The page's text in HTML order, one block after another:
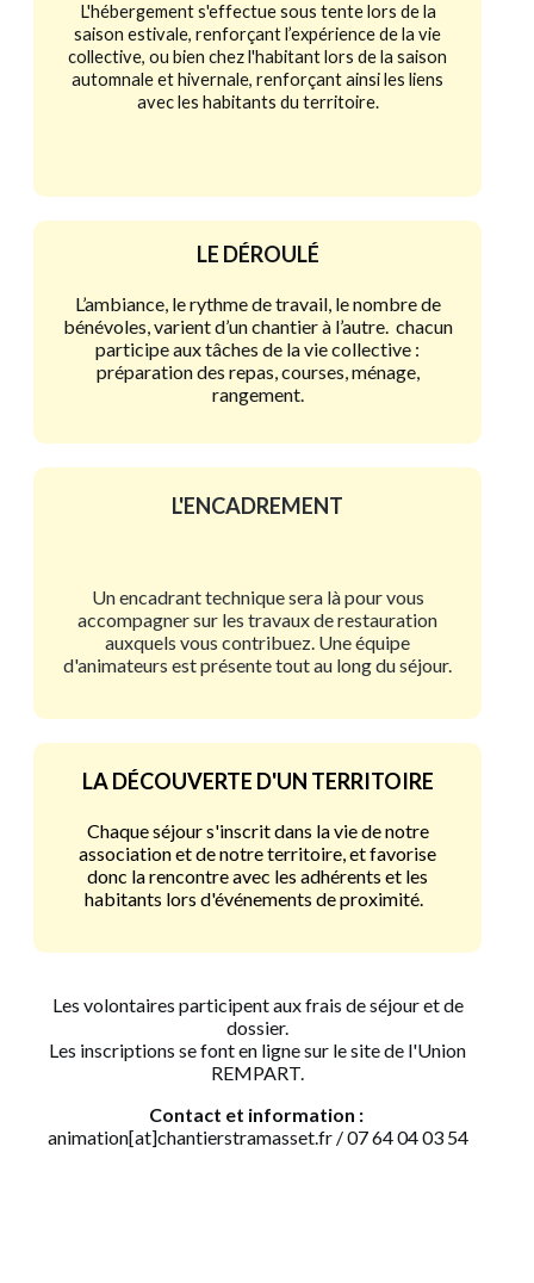
L'hébergement s'effectue sous tente lors de la
saison estivale, renforçant l’expérience de la vie
collective, ou bien chez l'habitant lors de la saison
automnale et hivernale, renforçant ainsi les liens
avec les habitants du territoire.
LE DÉROULÉ
L’ambiance, le rythme de travail, le nombre de
bénévoles, varient d’un chantier à l’autre. chacun
participe aux tâches de la vie collective :
préparation des repas, courses, ménage,
rangement.
L'ENCADREMENT
Un encadrant technique sera là pour vous
accompagner sur les travaux de restauration
auxquels vous contribuez. Une équipe
d'animateurs est présente tout au long du séjour.
LA DÉCOUVERTE D'UN TERRITOIRE
Chaque séjour s'inscrit dans la vie de notre
association et de notre territoire, et favorise
donc la rencontre avec les adhérents et les
habitants lors d'événements de proximité.
Les volontaires participent aux frais de séjour et de
dossier.
Les inscriptions se font en ligne sur le site de l'Union
REMPART.
Contact et information :
animation[at]chantierstramasset.fr / 07 64 04 03 54